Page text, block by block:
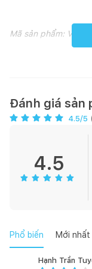
Mã sản phẩm: V42M
sứ cao cấp cùng
luôn sáng bóng và
Đánh giá sản
4.5/5
4.5
Phổ biến Mới nhất
Hạnh Trần